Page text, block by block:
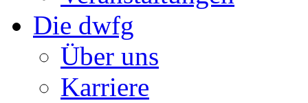
Die dwfg
Über uns
Karriere